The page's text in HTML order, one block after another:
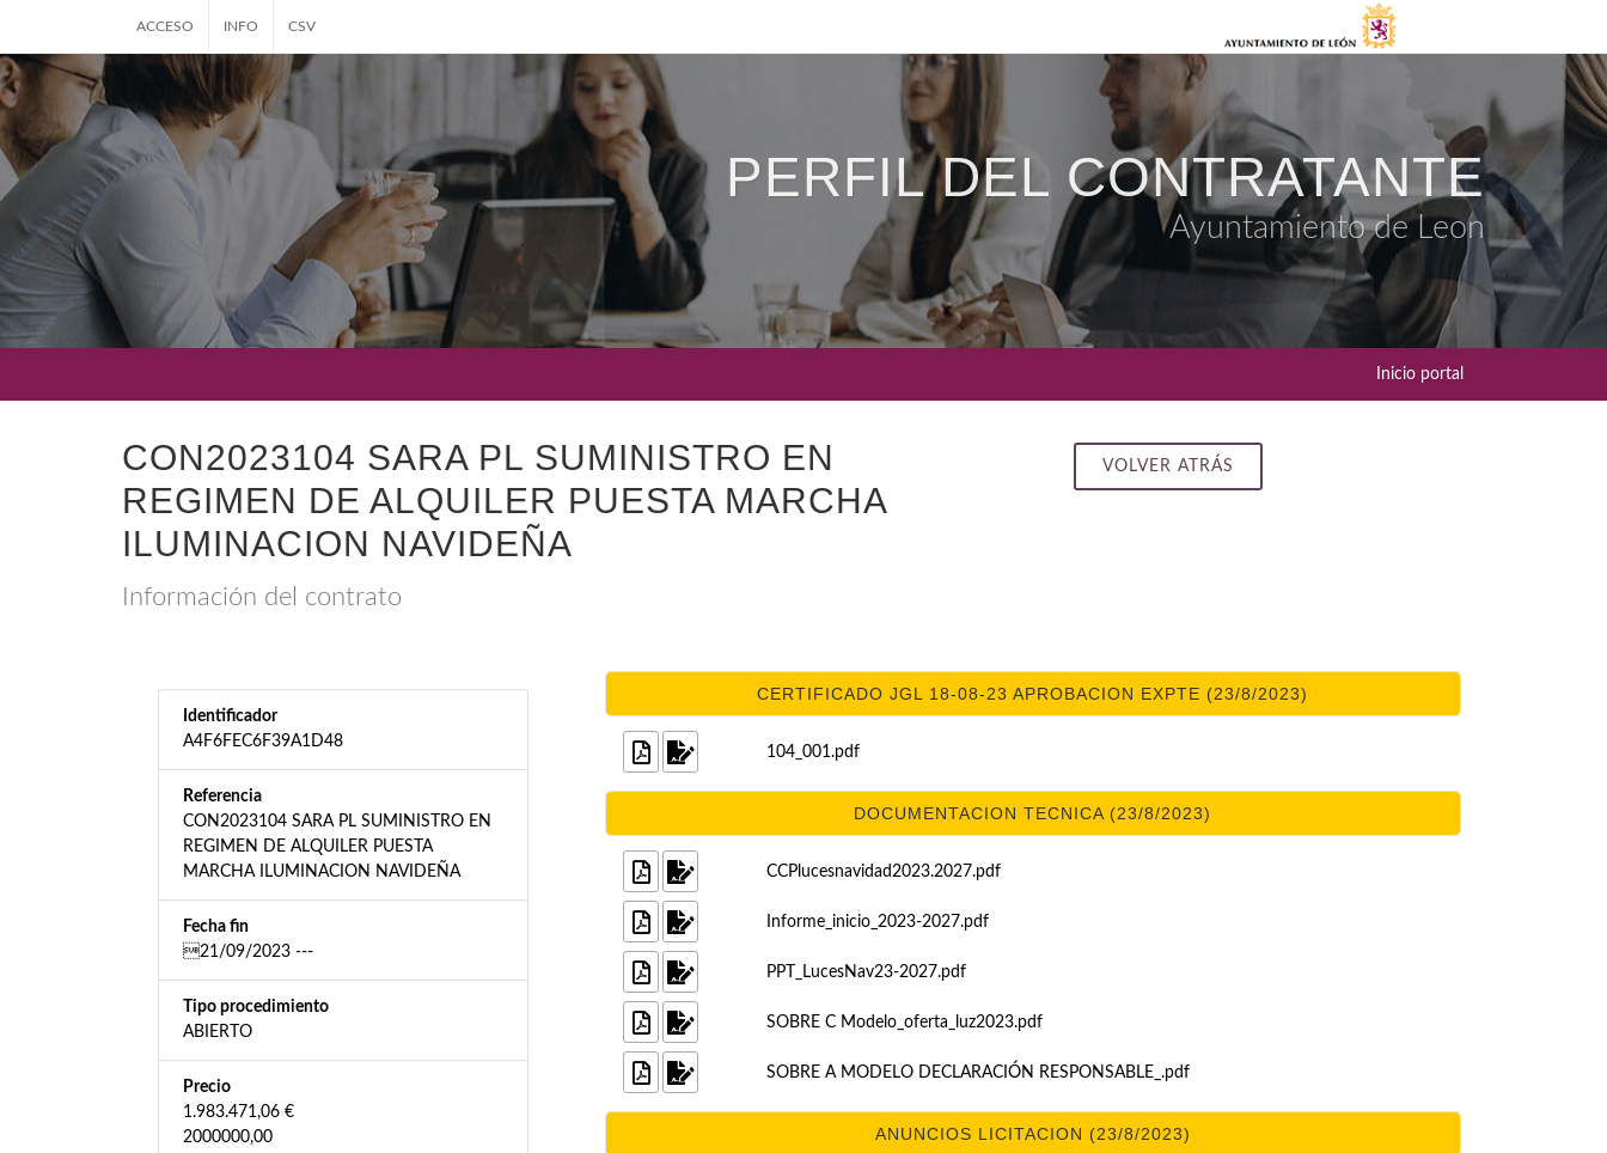
ACCESO INFO CSV
PERFIL DEL CONTRATANTE
Ayuntamiento de Leon
Inicio portal
CON2023104 SARA PL SUMINISTRO EN
REGIMEN DE ALQUILER PUESTA MARCHA
ILUMINACION NAVIDEÑA
Información del contrato
VOLVER ATRÁS
Identificador
A4F6FEC6F39A1D48
Referencia
CON2023104 SARA PL SUMINISTRO EN
REGIMEN DE ALQUILER PUESTA
MARCHA ILUMINACION NAVIDEÑA
Fecha fin
21/09/2023 ---
Tipo procedimiento
ABIERTO
Precio
1.983.471,06 €
2000000,00
CERTIFICADO JGL 18-08-23 APROBACION EXPTE (23/8/2023)
104_001.pdf
DOCUMENTACION TECNICA (23/8/2023)
CCPlucesnavidad2023.2027.pdf
Informe_inicio_2023-2027.pdf
PPT_LucesNav23-2027.pdf
SOBRE C Modelo_oferta_luz2023.pdf
SOBRE A MODELO DECLARACIÓN RESPONSABLE_.pdf
ANUNCIOS LICITACION (23/8/2023)